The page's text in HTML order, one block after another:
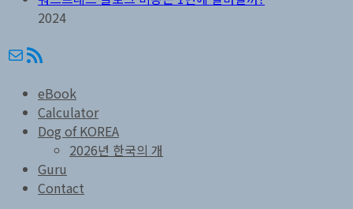
2024
메일RSS
eBook
Calculator
Dog of KOREA
2026년 한국의 개
Guru
Contact